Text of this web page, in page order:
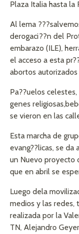
Plaza Italia hasta la
Al lema
derogaci??n del
embarazo (ILE),
el acceso a esta
abortos
Pa??uelos
genes
se vieron en las
Esta marcha de
evang??licas, se da
un Nuevo proyecto
que en abril se
Luego dela
medios y las redes,
realizada por la
TN, Alejandro